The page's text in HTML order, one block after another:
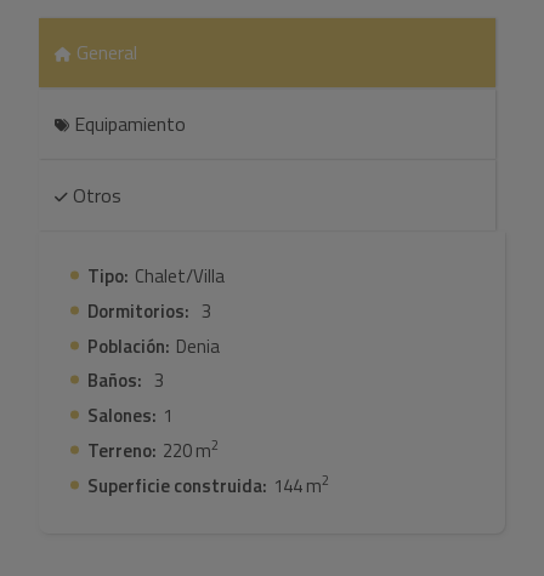
General
Equipamiento
Otros
Tipo: Chalet/Villa
Dormitorios: 3
Población: Denia
Baños: 3
Salones: 1
Terreno: 220 m2
Superficie construida: 144 m2